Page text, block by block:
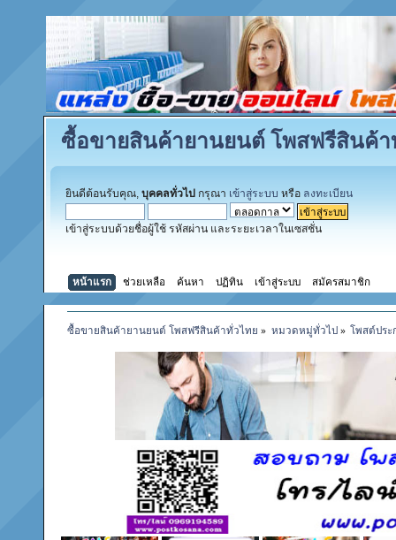
ซื้อขายสินค้ายานยนต์ โพสฟรีสินค้า
ยินดีต้อนรับคุณ, บุคคลทั่วไป กรุณา เข้าสู่ระบบ หรือ ลงทะเบียน
เข้าสู่ระบบด้วยชื่อผู้ใช้ รหัสผ่าน และระยะเวลาในเซสชั่น
หน้าแรก ช่วยเหลือ ค้นหา ปฏิทิน เข้าสู่ระบบ สมัครสมาชิก
ซื้อขายสินค้ายานยนต์ โพสฟรีสินค้าทั่วไทย » หมวดหมู่ทั่วไป» โพสต์ประ